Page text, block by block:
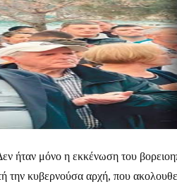
ήταν μόνο η εκκένωση του
την κυβερνούσα αρχή, που